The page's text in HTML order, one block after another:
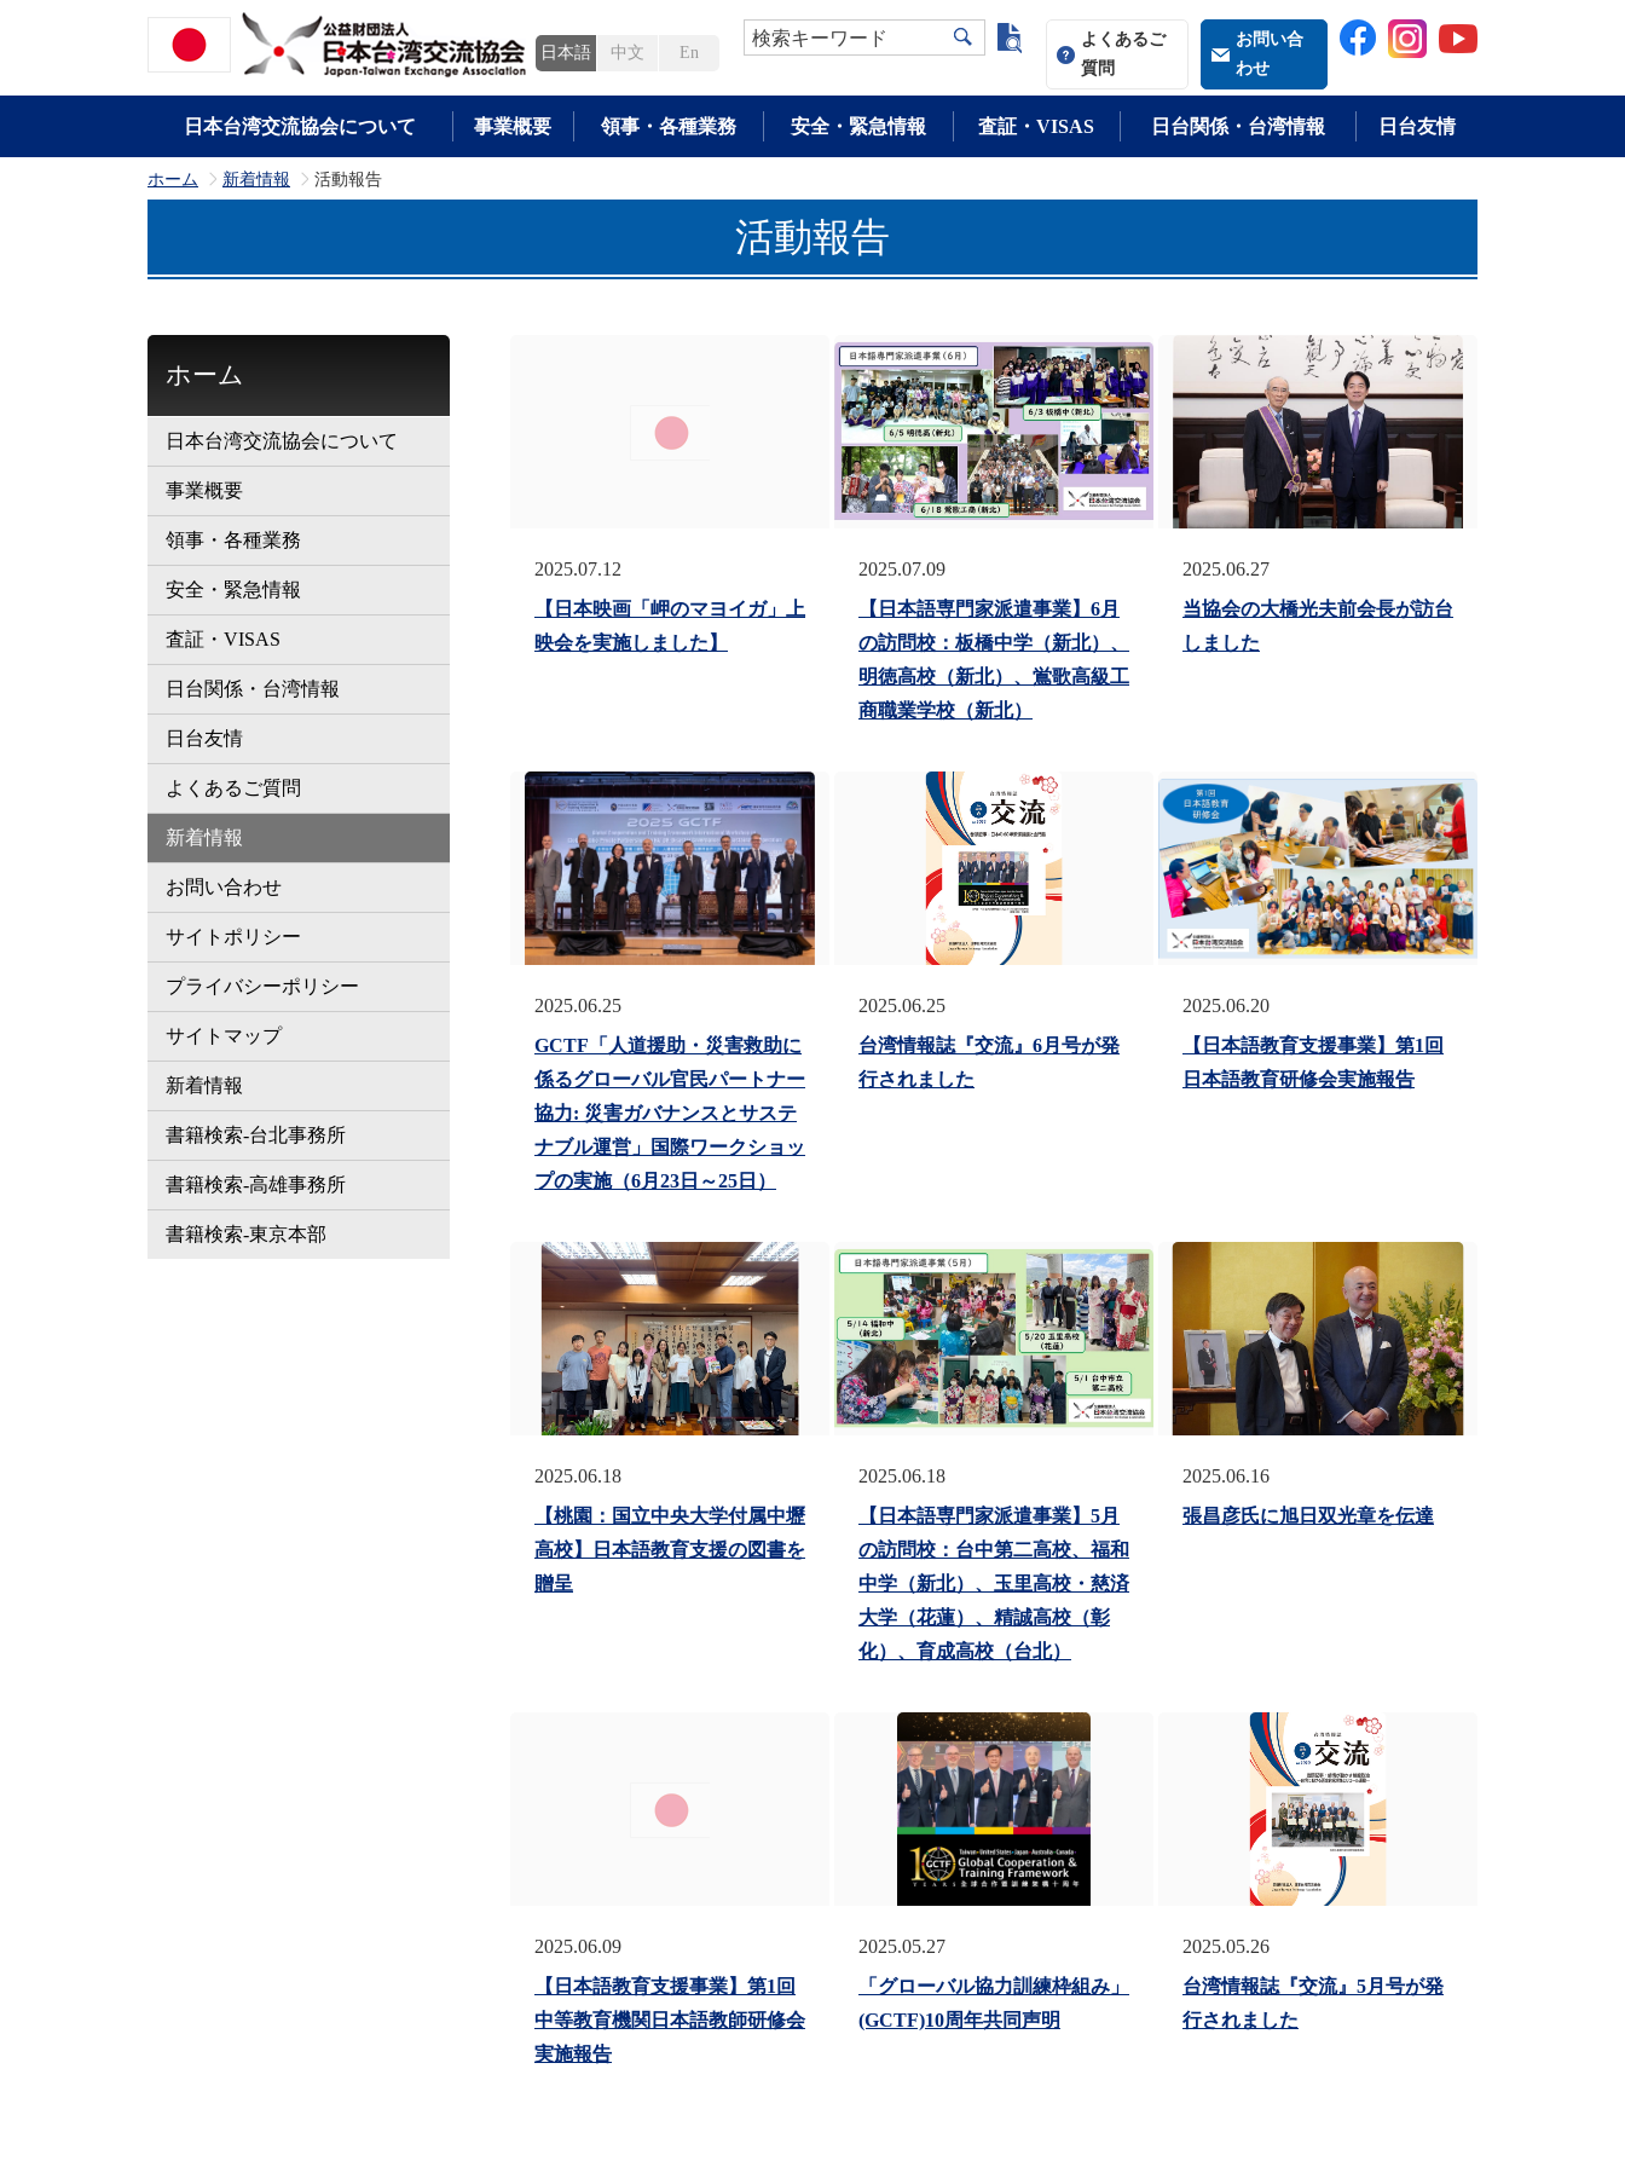
日本語 中文 En
検索キーワード よく検索される語
よくあるご
質問
お問い合
わせ
日本台湾交流協会について 事業概要 領事・各種業務 安全・緊急情報 査証・VISAS 日台関係・台湾情報 日台友情
ホーム >
新着情報 >
活動報告
活動報告
2025.07.12
【日本映画「岬のマヨイガ」上
映会を実施しました】
2025.07.09
【日本語専門家派遣事業】6月
の訪問校：板橋中学（新北）、
明徳高校（新北）、鴬歌高級工
商職業学校（新北）
2025.06.27
当協会の大橋光夫前会長が訪台
しました
2025.06.25
GCTF「人道援助・災害救助に
係るグローバル官民パートナー
協力: 災害ガバナンスとサステ
ナブル運営」国際ワークショッ
プの実施（6月23日～25日）
2025.06.25
台湾情報誌『交流』6月号が発
行されました
2025.06.20
【日本語教育支援事業】第1回
日本語教育研修会実施報告
2025.06.18
【桃園：国立中央大学付属中壢
高校】日本語教育支援の図書を
贈呈
2025.06.18
【日本語専門家派遣事業】5月
の訪問校：台中第二高校、福和
中学（新北）、玉里高校・慈済
大学（花蓮）、精誠高校（彰
化）、育成高校（台北）
2025.06.16
張昌彦氏に旭日双光章を伝達
2025.06.09
【日本語教育支援事業】第1回
中等教育機関日本語教師研修会
実施報告
2025.05.27
「グローバル協力訓練枠組み」
(GCTF)10周年共同声明
2025.05.26
台湾情報誌『交流』5月号が発
行されました
ホーム
日本台湾交流協会について
事業概要
領事・各種業務
安全・緊急情報
査証・VISAS
日台関係・台湾情報
日台友情
よくあるご質問
新着情報
お問い合わせ
サイトポリシー
プライバシーポリシー
サイトマップ
新着情報
書籍検索-台北事務所
書籍検索-高雄事務所
書籍検索-東京本部